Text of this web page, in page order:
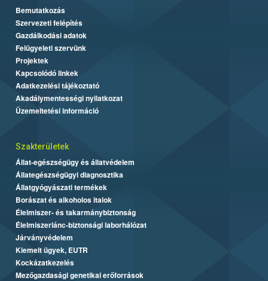
Bemutatkozás
Szervezeti felépítés
Gazdálkodási adatok
Felügyeleti szervünk
Projektek
Kapcsolódó linkek
Adatkezelési tájékoztató
Akadálymentességi nyilatkozat
Üzemeltetési információ
Szakterületek
Állat-egészségügy és állatvédelem
Állategészségügyi diagnosztika
Állatgyógyászati termékek
Borászat és alkoholos italok
Élelmiszer- és takarmánybiztonság
Élelmiszerlánc-biztonsági laborhálózat
Járványvédelem
Kiemelt ügyek, EUTR
Kockázatkezelés
Mezőgazdasági genetikai erőforrások